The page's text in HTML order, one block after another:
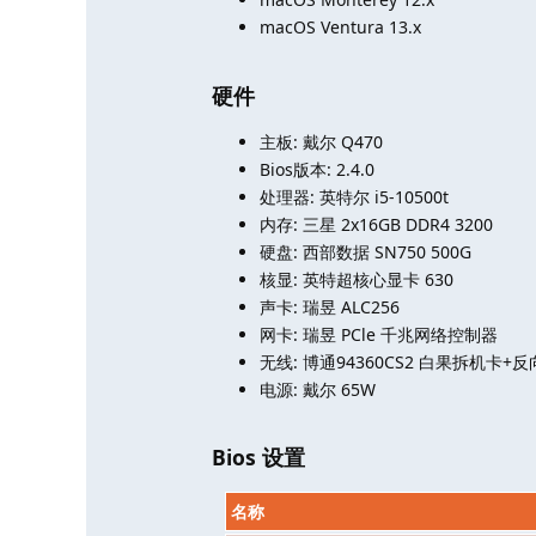
macOS Ventura 13.x
硬件
主板: 戴尔 Q470
Bios版本: 2.4.0
处理器: 英特尔 i5-10500t
内存: 三星 2x16GB DDR4 3200
硬盘: 西部数据 SN750 500G
核显: 英特超核心显卡 630
声卡: 瑞昱 ALC256
网卡: 瑞昱 PCle 千兆网络控制器
无线: 博通94360CS2 白果拆机卡+反
电源: 戴尔 65W
Bios 设置
名称